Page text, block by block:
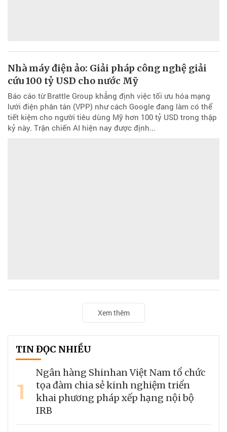
Nhà máy điện ảo: Giải pháp công nghệ giải
cứu 100 tỷ USD cho nước Mỹ
Báo cáo từ Brattle Group khẳng định việc tối ưu hóa mạng
lưới điện phân tán (VPP) như cách Google đang làm có thể
tiết kiệm cho người tiêu dùng Mỹ hơn 100 tỷ USD trong thập
kỷ này. Trận chiến AI hiện nay được định...
Xem thêm
TIN ĐỌC NHIỀU
1
Ngân hàng Shinhan Việt Nam tổ chức
tọa đàm chia sẻ kinh nghiệm triển
khai phương pháp xếp hạng nội bộ
IRB